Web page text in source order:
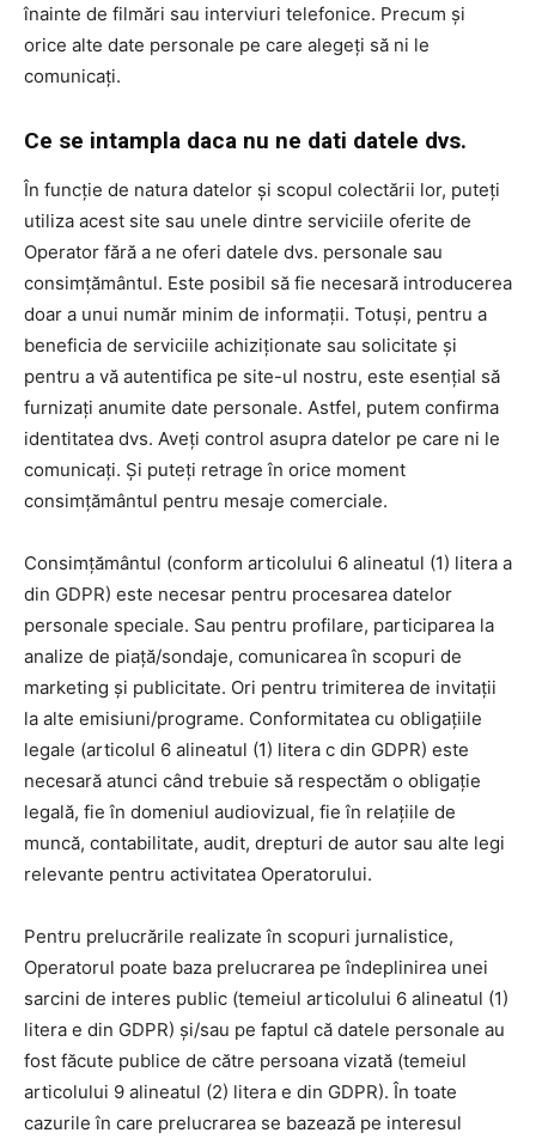
înainte de filmări sau interviuri telefonice. Precum și
orice alte date personale pe care alegeți să ni le
comunicați.
Ce se intampla daca nu ne dati datele dvs.
În funcție de natura datelor și scopul colectării lor, puteți
utiliza acest site sau unele dintre serviciile oferite de
Operator fără a ne oferi datele dvs. personale sau
consimțământul. Este posibil să fie necesară introducerea
doar a unui număr minim de informații. Totuși, pentru a
beneficia de serviciile achiziționate sau solicitate și
pentru a vă autentifica pe site-ul nostru, este esențial să
furnizați anumite date personale. Astfel, putem confirma
identitatea dvs. Aveți control asupra datelor pe care ni le
comunicați. Și puteți retrage în orice moment
consimțământul pentru mesaje comerciale.
Consimțământul (conform articolului 6 alineatul (1) litera a
din GDPR) este necesar pentru procesarea datelor
personale speciale. Sau pentru profilare, participarea la
analize de piață/sondaje, comunicarea în scopuri de
marketing și publicitate. Ori pentru trimiterea de invitații
la alte emisiuni/programe. Conformitatea cu obligațiile
legale (articolul 6 alineatul (1) litera c din GDPR) este
necesară atunci când trebuie să respectăm o obligație
legală, fie în domeniul audiovizual, fie în relațiile de
muncă, contabilitate, audit, drepturi de autor sau alte legi
relevante pentru activitatea Operatorului.
Pentru prelucrările realizate în scopuri jurnalistice,
Operatorul poate baza prelucrarea pe îndeplinirea unei
sarcini de interes public (temeiul articolului 6 alineatul (1)
litera e din GDPR) și/sau pe faptul că datele personale au
fost făcute publice de către persoana vizată (temeiul
articolului 9 alineatul (2) litera e din GDPR). În toate
cazurile în care prelucrarea se bazează pe interesul